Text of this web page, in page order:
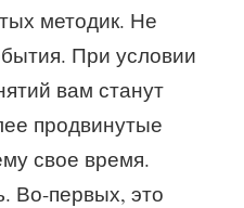
методик. Не
При условии
вам станут
продвинутые
свое время.
Во-первых, это